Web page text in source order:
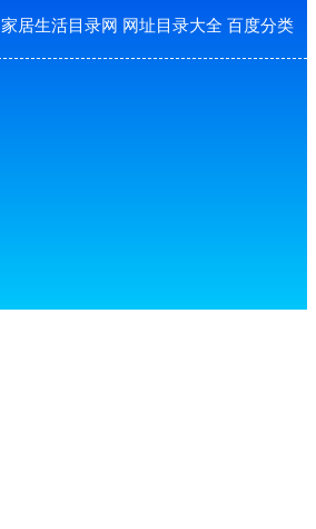
家居生活目录网 网址目录大全 百度分类